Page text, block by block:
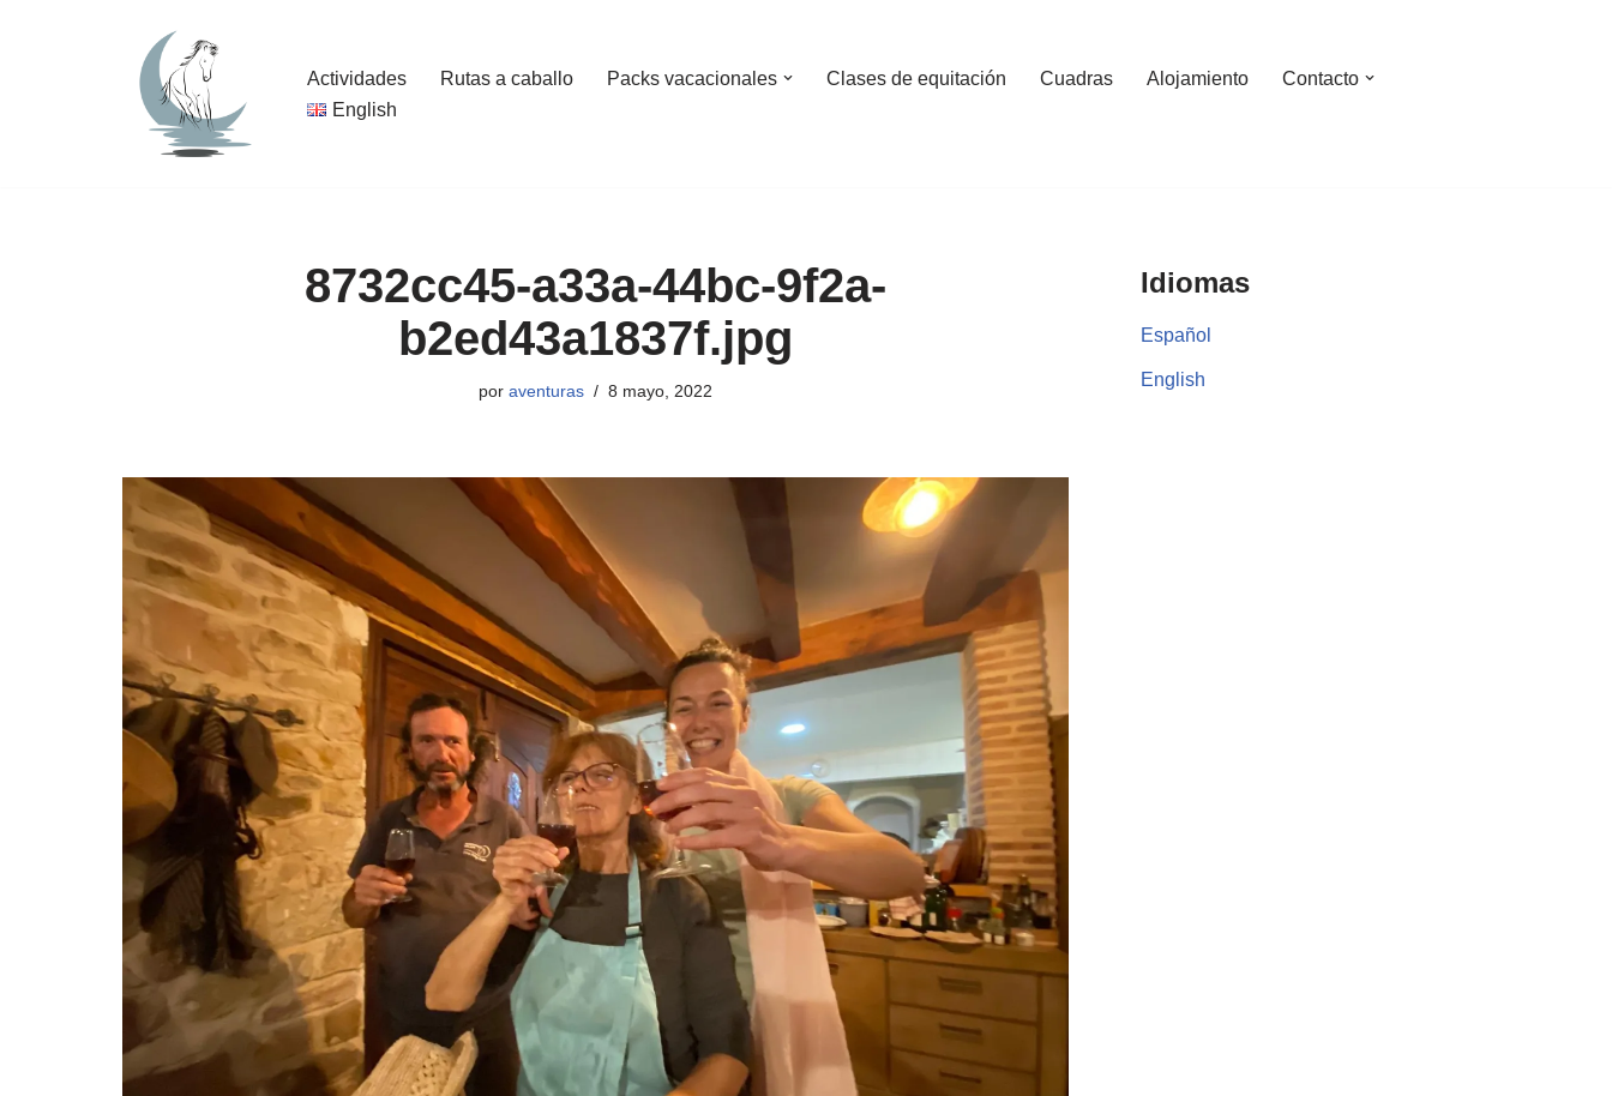
Actividades Rutas a caballo Packs vacacionales Clases de equitación Cuadras Alojamiento
Contacto
English
8732cc45-a33a-44bc-9f2a-
b2ed43a1837f.jpg
por aventuras 8 mayo, 2022
Idiomas
Español
English